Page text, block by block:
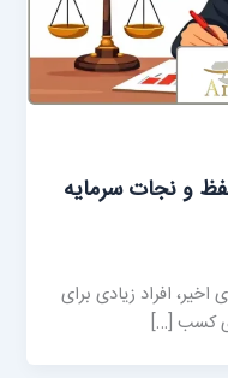
و نجات سرمایه
افراد زیادی برای
کسب […]